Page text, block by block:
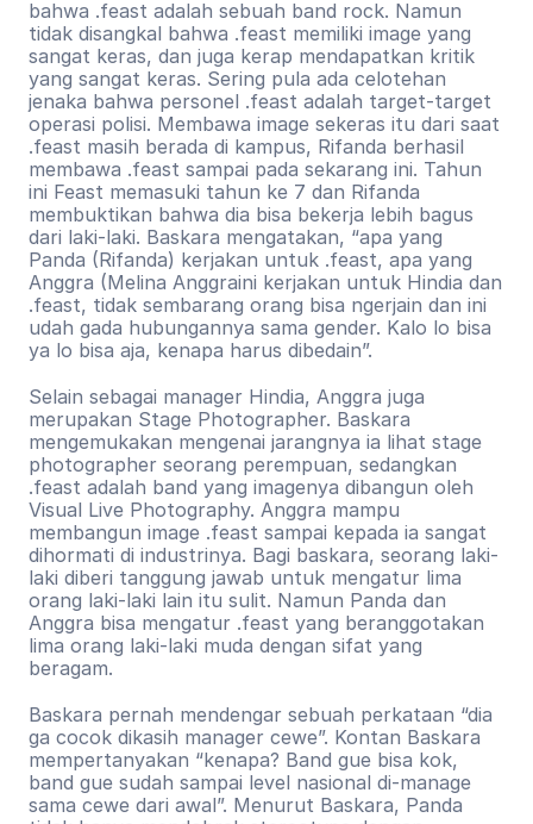
bahwa .feast adalah sebuah band rock. Namun
tidak disangkal bahwa .feast memiliki image yang
sangat keras, dan juga kerap mendapatkan kritik
yang sangat keras. Sering pula ada celotehan
jenaka bahwa personel .feast adalah target-target
operasi polisi. Membawa image sekeras itu dari saat
.feast masih berada di kampus, Rifanda berhasil
membawa .feast sampai pada sekarang ini. Tahun
ini Feast memasuki tahun ke 7 dan Rifanda
membuktikan bahwa dia bisa bekerja lebih bagus
dari laki-laki. Baskara mengatakan, “apa yang
Panda (Rifanda) kerjakan untuk .feast, apa yang
Anggra (Melina Anggraini kerjakan untuk Hindia dan
.feast, tidak sembarang orang bisa ngerjain dan ini
udah gada hubungannya sama gender. Kalo lo bisa
ya lo bisa aja, kenapa harus dibedain”.
Selain sebagai manager Hindia, Anggra juga
merupakan Stage Photographer. Baskara
mengemukakan mengenai jarangnya ia lihat stage
photographer seorang perempuan, sedangkan
.feast adalah band yang imagenya dibangun oleh
Visual Live Photography. Anggra mampu
membangun image .feast sampai kepada ia sangat
dihormati di industrinya. Bagi baskara, seorang laki-
laki diberi tanggung jawab untuk mengatur lima
orang laki-laki lain itu sulit. Namun Panda dan
Anggra bisa mengatur .feast yang beranggotakan
lima orang laki-laki muda dengan sifat yang
beragam.
Baskara pernah mendengar sebuah perkataan “dia
ga cocok dikasih manager cewe”. Kontan Baskara
mempertanyakan “kenapa? Band gue bisa kok,
band gue sudah sampai level nasional di-manage
sama cewe dari awal”. Menurut Baskara, Panda